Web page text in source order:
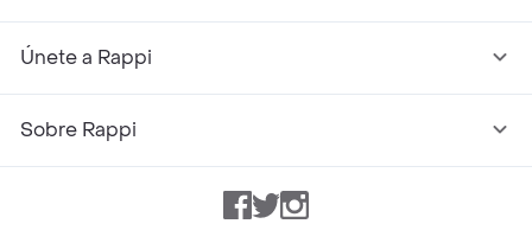
Únete a Rappi
Sobre Rappi
Facebook
TwitterInstagram